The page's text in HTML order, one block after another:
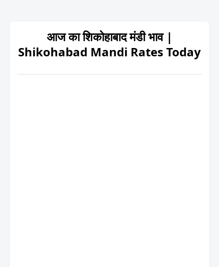
आज का शिकोहाबाद मंडी भाव |
Shikohabad Mandi Rates Today